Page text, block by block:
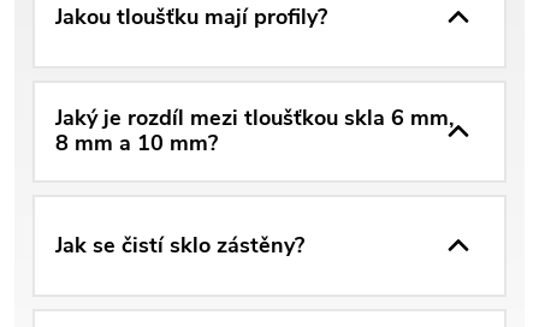
Jakou tloušťku mají profily?
Jaký je rozdíl mezi tloušťkou skla 6 mm,
8 mm a 10 mm?
Jak se čistí sklo zástěny?